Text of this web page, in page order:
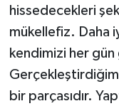
hissedecekleri
mükellefiz. Daha
kendimizi her
bir parçasıdır.